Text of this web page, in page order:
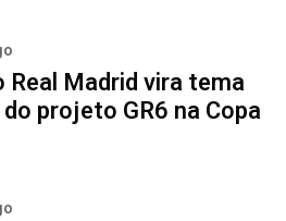
Real Madrid vira tema
projeto GR6 na Copa